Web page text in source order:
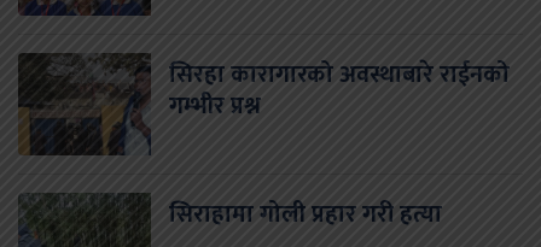
सिरहा कारागारको अवस्थाबारे राईनको
गम्भीर प्रश्न
सिराहामा गोली प्रहार गरी हत्या